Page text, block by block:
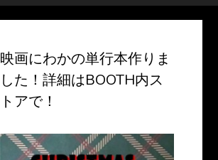
映画にわかの単行本作りま
した！詳細はBOOTH内ス
トアで！